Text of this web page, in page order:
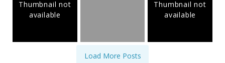
Thumbnail not
available
Thumbnail not
available
Load More Posts